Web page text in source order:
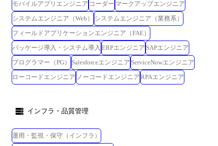
モバイルアプリエンジニア コーダー マークアップエンジニア
システムエンジニア（Web）
システムエンジニア（業務系）
フィールドアプリケーションエンジニア（FAE）
パッケージ導入・システム導入 ERPエンジニア SAPエンジニア
プログラマー（PG）
Salesforceエンジニア ServiceNowエンジニア
ローコードエンジニア ノーコードエンジニア RPAエンジニア
インフラ・品質管理
運用・監視・保守（インフラ）